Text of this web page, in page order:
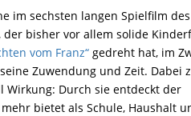
im sechsten langen Spielfilm des
der bisher vor allem solide
vom Franz“ gedreht hat, im
Zuwendung und Zeit. Dabei
Wirkung: Durch sie entdeckt der
bietet als Schule, Haushalt